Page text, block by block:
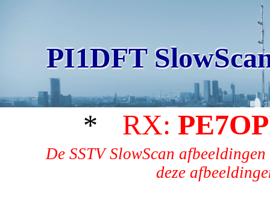
PI1DFT
* RX:
De SSTV SlowScan
deze